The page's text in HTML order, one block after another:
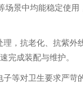
景中均能稳定使用
，抗老化、抗紫外
完成装配与维护。
等对卫生要求严苛